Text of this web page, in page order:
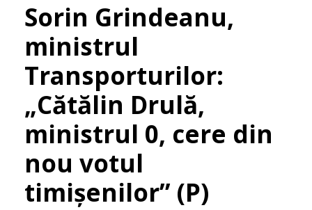
Sorin Grindeanu,
ministrul
Transporturilor:
„Cătălin Drulă,
ministrul 0, cere din
nou votul
timișenilor” (P)